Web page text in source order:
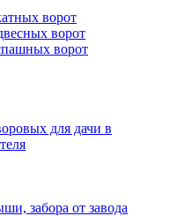
ворот
ворот
ворот
для дачи в
забора от завода